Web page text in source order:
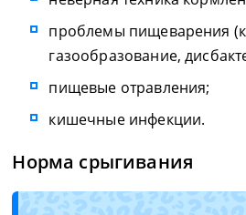
проблемы пищеварения
газообразование,
пищевые отравления;
кишечные инфекции.
Норма срыгивания